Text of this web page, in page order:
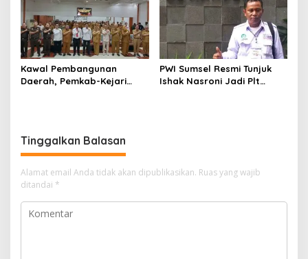
Kawal Pembangunan
Daerah, Pemkab-Kejari
PWI Sumsel Resmi Tunjuk
Ishak Nasroni Jadi Plt
Tinggalkan Balasan
Alamat email Anda tidak akan dipublikasikan. Ruas yang wajib
ditandai *